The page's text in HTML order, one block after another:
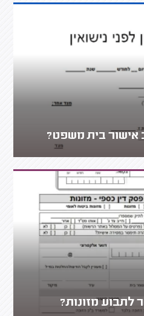
אישור בית משפט?
לתבוע מזונות?